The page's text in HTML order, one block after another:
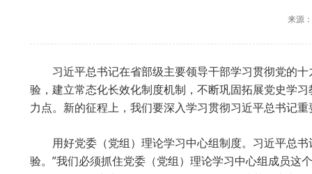
来源
习近平总书记在省部级主要领导干部学习贯彻党的
验，建立常态化长效化制度机制，不断巩固拓展党史学
力点。新的征程上，我们要深入学习贯彻习近平总书记
用好党委（党组）理论学习中心组制度。习近平总
验。”我们必须抓住党委（党组）理论学习中心组成员这